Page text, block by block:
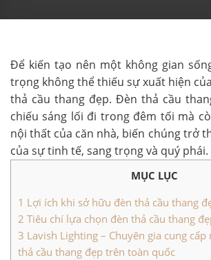
Để kiến tạo nên một không gian
trọng không thể thiếu sự xuất hiện
thả cầu thang đẹp. Đèn thả cầu
chiếu sáng lối đi trong đêm tối mà
nội thất của căn nhà, biến chúng trở
của sự tinh tế, sang trọng và quý phái.
MỤC LỤC
1 Lợi ích khi sở hữu đèn thả cầu thang
2 Tiêu chí lựa chọn đèn thả cầu thang
3 Lavish Lighting – Chuyên gia cung
thả cầu thang đẹp trên toàn quốc